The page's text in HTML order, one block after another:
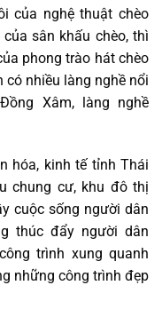
của nghệ thuật chèo
sân khấu chèo, thì
phong trào hát chèo
có nhiều làng nghề nổi
Xâm, làng nghề
hóa, kinh tế tỉnh Thái
chung cư, khu đô thị
cuộc sống người dân
thúc đẩy người dân
trình xung quanh
những công trình đẹp